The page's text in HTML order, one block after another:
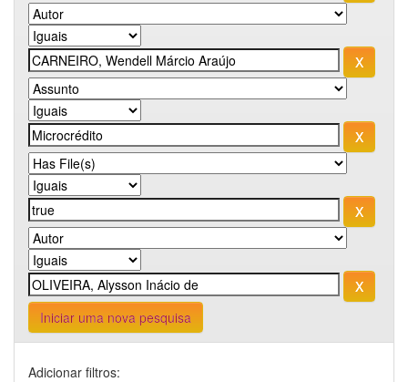
Iniciar uma nova pesquisa
Adicionar filtros: